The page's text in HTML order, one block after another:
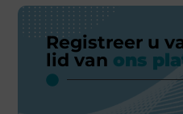
Registreer u
lid van ons